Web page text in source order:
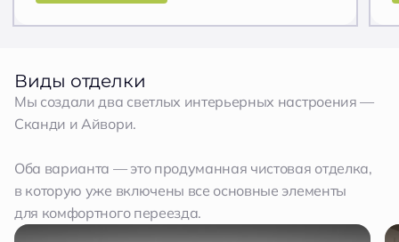
Виды отделки
Мы создали два светлых интерьерных настроения —
Сканди и Айвори.
Оба варианта — это продуманная чистовая отделка,
в которую уже включены все основные элементы
для комфортного переезда.